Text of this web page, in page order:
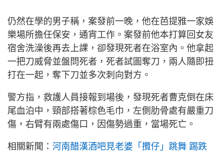
仍然在學的男子稱，案發前一晚，他在芭提雅一家娛
樂場所擔任保安，通宵工作。案發前他本打算回女友
宿舍洗澡後再去上課，卻發現死者在浴室內。他拿起
一把刀威脅並盤問死者，死者試圖奪刀，兩人隨即扭
打在一起，奪下刀並多次刺向對方。
警方指，救護人員接報到場後，發現死者曹克倒在床
尾血泊中，頸部搭著棕色毛巾，左側肋骨處有嚴重刀
傷，右臂有兩處傷口，因傷勢過重，當場死亡。
相關新聞： 河南醋漢酒吧見老婆「攬仔」跳舞 踢跌